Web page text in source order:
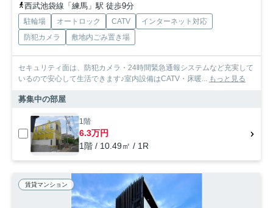
西武池袋線「練馬」駅 徒歩9分
駐輪場 オートロック CATV
インターネット対応
防犯カメラ
敷地内ごみ置き場
セキュリティ面は、防犯カメラ・24時間緊急通報システムなど充実して
いるので安心して生活できます♪室内設備はCATV・床暖... もっと見る
募集中の部屋
1階
6.3万円
1階 / 10.49㎡ / 1R
賃貸マンション